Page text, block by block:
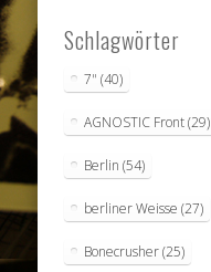
Schlagwörter
7" (40)
AGNOSTIC Front(29)
Berlin (54)
berliner Weisse (27)
Bonecrusher(25)